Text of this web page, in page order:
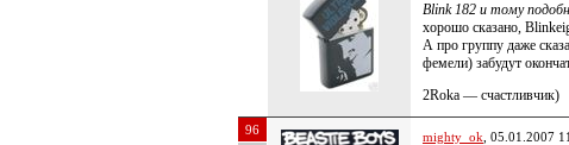
Blink 182 и тому
хорошо сказано,
А про группу даже
фемели) забудут
2Roka — счастливчик)
96 mighty_ok , 05.01.2007